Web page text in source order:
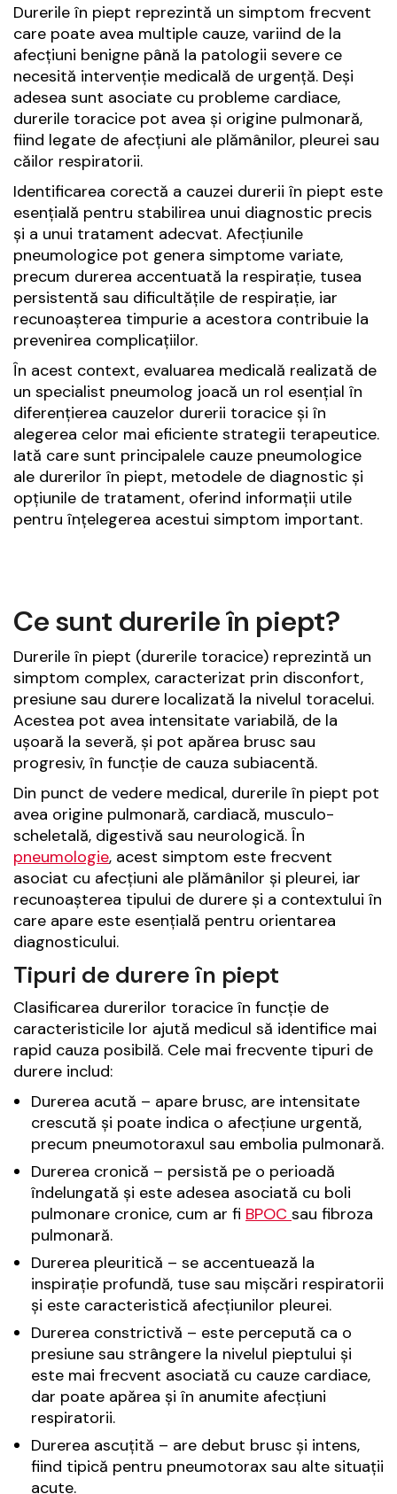
Durerile în piept reprezintă un simptom frecvent
care poate avea multiple cauze, variind de la
afecțiuni benigne până la patologii severe ce
necesită intervenție medicală de urgență. Deși
adesea sunt asociate cu probleme cardiace,
durerile toracice pot avea și origine pulmonară,
fiind legate de afecțiuni ale plămânilor, pleurei sau
căilor respiratorii.
Identificarea corectă a cauzei durerii în piept este
esențială pentru stabilirea unui diagnostic precis
și a unui tratament adecvat. Afecțiunile
pneumologice pot genera simptome variate,
precum durerea accentuată la respirație, tusea
persistentă sau dificultățile de respirație, iar
recunoașterea timpurie a acestora contribuie la
prevenirea complicațiilor.
În acest context, evaluarea medicală realizată de
un specialist pneumolog joacă un rol esențial în
diferențierea cauzelor durerii toracice și în
alegerea celor mai eficiente strategii terapeutice.
Iată care sunt principalele cauze pneumologice
ale durerilor în piept, metodele de diagnostic și
opțiunile de tratament, oferind informații utile
pentru înțelegerea acestui simptom important.
Ce sunt durerile în piept?
Durerile în piept (durerile toracice) reprezintă un
simptom complex, caracterizat prin disconfort,
presiune sau durere localizată la nivelul toracelui.
Acestea pot avea intensitate variabilă, de la
ușoară la severă, și pot apărea brusc sau
progresiv, în funcție de cauza subiacentă.
Din punct de vedere medical, durerile în piept pot
avea origine pulmonară, cardiacă, musculo-
scheletală, digestivă sau neurologică. În
pneumologie, acest simptom este frecvent
asociat cu afecțiuni ale plămânilor și pleurei, iar
recunoașterea tipului de durere și a contextului în
care apare este esențială pentru orientarea
diagnosticului.
Tipuri de durere în piept
Clasificarea durerilor toracice în funcție de
caracteristicile lor ajută medicul să identifice mai
rapid cauza posibilă. Cele mai frecvente tipuri de
durere includ:
Durerea acută – apare brusc, are intensitate
crescută și poate indica o afecțiune urgentă,
precum pneumotoraxul sau embolia pulmonară.
Durerea cronică – persistă pe o perioadă
îndelungată și este adesea asociată cu boli
pulmonare cronice, cum ar fi BPOC sau fibroza
pulmonară.
Durerea pleuritică – se accentuează la
inspirație profundă, tuse sau mișcări respiratorii
și este caracteristică afecțiunilor pleurei.
Durerea constrictivă – este percepută ca o
presiune sau strângere la nivelul pieptului și
este mai frecvent asociată cu cauze cardiace,
dar poate apărea și în anumite afecțiuni
respiratorii.
Durerea ascuțită – are debut brusc și intens,
fiind tipică pentru pneumotorax sau alte situații
acute.